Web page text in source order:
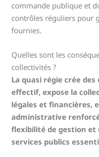
commande publique et
contrôles réguliers pour
fournies.
Quelles sont les
collectivités ?
La quasi régie crée
effectif, expose la
légales et financières,
administrative
flexibilité de gestion et
services publics